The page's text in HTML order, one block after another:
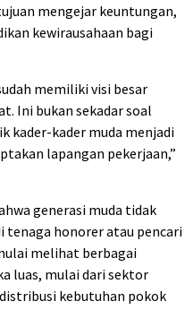
mengejar keuntungan,
kewirausahaan bagi
memiliki visi besar
Ini bukan sekadar soal
kader-kader muda menjadi
lapangan pekerjaan,”
generasi muda tidak
tenaga honorer atau pencari
melihat berbagai
luas, mulai dari sektor
kebutuhan pokok